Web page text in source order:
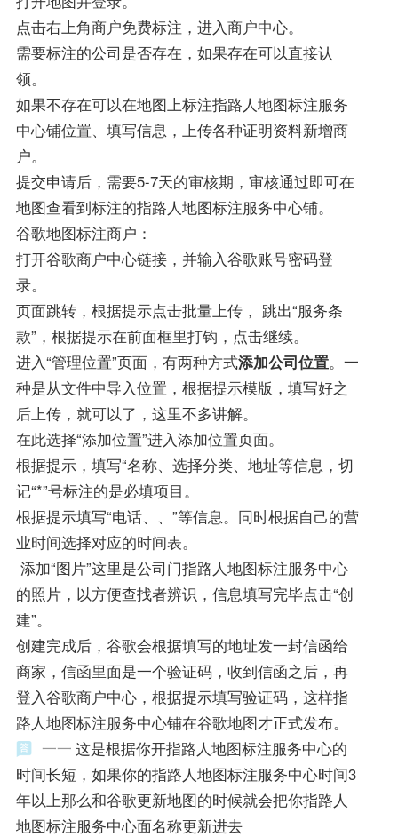
点击右上角商户免费标注，进入商户中心。
需要标注的公司是否存在，如果存在可以直接认
领。
如果不存在可以在地图上标注指路人地图标注服务
中心铺位置、填写信息，上传各种证明资料新增商
户。
提交申请后，需要5-7天的审核期，审核通过即可在
地图查看到标注的指路人地图标注服务中心铺。
谷歌地图标注商户：
打开谷歌商户中心链接，并输入谷歌账号密码登
录。
页面跳转，根据提示点击批量上传， 跳出“服务条
款”，根据提示在前面框里打钩，点击继续。
进入“管理位置”页面，有两种方式添加公司位置。一
种是从文件中导入位置，根据提示模版，填写好之
后上传，就可以了，这里不多讲解。
在此选择“添加位置”进入添加位置页面。
根据提示，填写“名称、选择分类、地址等信息，切
记“*”号标注的是必填项目。
根据提示填写“电话、、”等信息。同时根据自己的营
业时间选择对应的时间表。
添加“图片”这里是公司门指路人地图标注服务中心
的照片，以方便查找者辨识，信息填写完毕点击“创
建”。
创建完成后，谷歌会根据填写的地址发一封信函给
商家，信函里面是一个验证码，收到信函之后，再
登入谷歌商户中心，根据提示填写验证码，这样指
路人地图标注服务中心铺在谷歌地图才正式发布。
一一 这是根据你开指路人地图标注服务中心的
时间长短，如果你的指路人地图标注服务中心时间3
年以上那么和谷歌更新地图的时候就会把你指路人
地图标注服务中心面名称更新进去